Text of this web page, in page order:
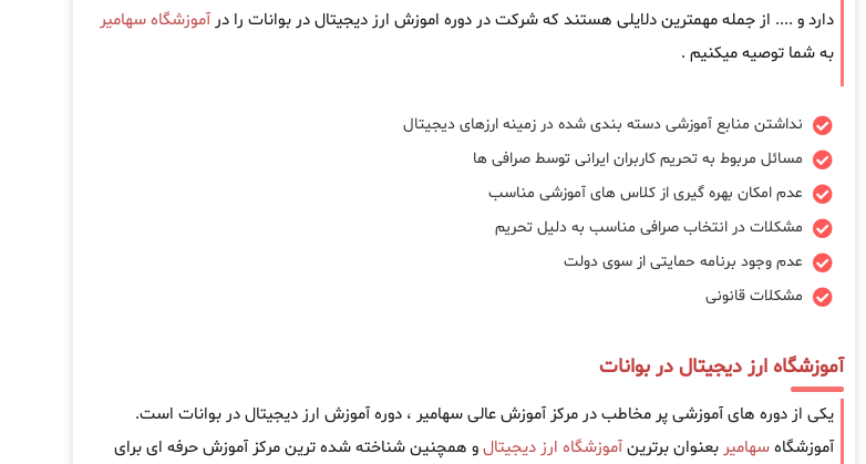
دارد و .... از جمله مهمترین دلایلی هستند که شرکت در دوره اموزش ارز دیجیتال در بوانات را در آموزشگاه سهامیر
به شما توصیه میکنیم .
نداشتن منابع آموزشی دسته بندی شده در زمینه ارزهای دیجیتال
مسائل مربوط به تحریم کاربران ایرانی توسط صرافی ها
عدم امکان بهره گیری از کلاس های آموزشی مناسب
مشکلات در انتخاب صرافی مناسب به دلیل تحریم
عدم وجود برنامه حمایتی از سوی دولت
مشکلات قانونی
آموزشگاه ارز دیجیتال در بوانات
یکی از دوره های آموزشی پر مخاطب در مرکز آموزش عالی سهامیر ، دوره آموزش ارز دیجیتال در بوانات است.
آموزشگاهسهامیر بعنوان برترینآموزشگاه ارز دیجیتالو همچنین شناخته شده ترین مرکز آموزش حرفه ای برای